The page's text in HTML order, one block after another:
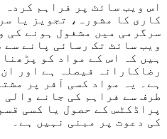
اس ویب سائٹ پر فراہم
کاری کا مشورہ، تجویز یا
سرگرمی میں مشغول ہونے کی
ویب سائٹ تک رسائی پانے
ہیں کہ اس کے مواد کو
رضاکارانہ فیصلہ ہے اور
طرف سے فراہم کی جانے والی
پراڈکٹس کے حصول یا کسی
کی دعوت پر مبنی نہیں ہے۔